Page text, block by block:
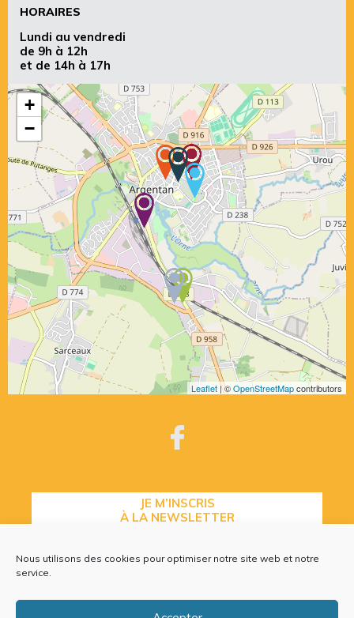
Nous utilisons des cookies pour optimiser notre site web et notre
service.
HORAIRES
Lundi au vendredi
de 9h à 12h
et de 14h à 17h
+
−
Leaflet | ©OpenStreetMapcontributors
JE M’INSCRIS
À LA NEWSLETTER